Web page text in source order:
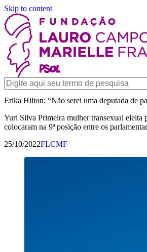
Skip to content
Erika Hilton: “Não serei uma deputada de
Yuri Silva Primeira mulher transexual eleita
colocaram na 9ª posição entre os
25/10/2022FLCMF